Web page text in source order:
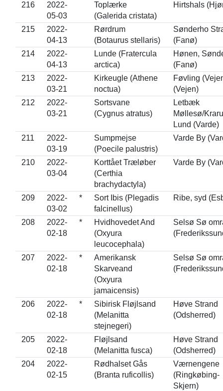
216
2022-
05-03
Toplærke
(Galerida cristata)
Hirtshals
215
2022-
04-13
Rørdrum
(Botaurus stellaris)
Sønderho
(Fanø)
214
2022-
04-13
Lunde (Fratercula
arctica)
Hønen,
(Fanø)
213
2022-
03-21
Kirkeugle (Athene
noctua)
Føvling
(Vejen)
212
2022-
03-21
Sortsvane
(Cygnus atratus)
Letbæk
Møllesø/
Lund (Varde)
211
2022-
03-19
Sumpmejse
(Poecile palustris)
Varde By
210
2022-
03-04
Korttået Træløber
(Certhia
brachydactyla)
Varde By
209
2022-
03-02
*
Sort Ibis (Plegadis
falcinellus)
Ribe, syd
208
2022-
02-18
*
Hvidhovedet And
(Oxyura
leucocephala)
Selsø Sø
207
2022-
02-18
*
Amerikansk
Skarveand
(Oxyura
jamaicensis)
Selsø Sø
206
2022-
02-18
*
Sibirisk Fløjlsand
(Melanitta
stejnegeri)
Høve Strand
(Odsherred)
205
2022-
02-18
Fløjlsand
(Melanitta fusca)
Høve Strand
(Odsherred)
204
2022-
02-15
Rødhalset Gås
(Branta ruficollis)
Værnengene
(Ringkøbing-
Skjern)